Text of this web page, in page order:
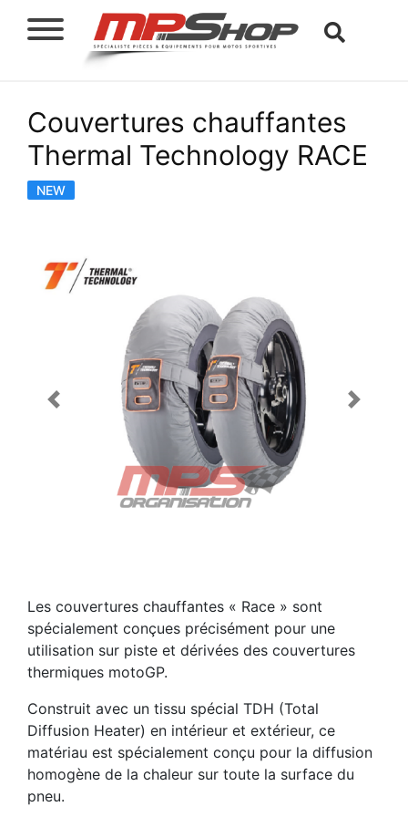
Couvertures chauffantes
Thermal Technology RACE
NEW
Previous Next
Les couvertures chauffantes « Race » sont
spécialement conçues précisément pour une
utilisation sur piste et dérivées des couvertures
thermiques motoGP.
Construit avec un tissu spécial TDH (Total
Diffusion Heater) en intérieur et extérieur, ce
matériau est spécialement conçu pour la diffusion
homogène de la chaleur sur toute la surface du
pneu.